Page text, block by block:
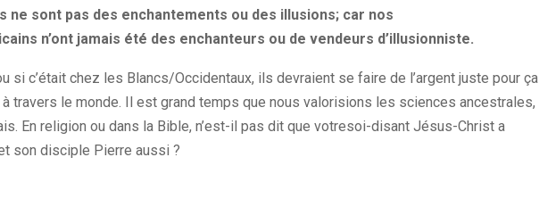
ne sont pas des enchantements ou des illusions; car nos
n’ont jamais été des enchanteurs ou de vendeurs d’illusionniste.
si c’était chez les Blancs/Occidentaux, ils devraient se faire de l’argent juste pour ça
travers le monde. Il est grand temps que nous valorisions les sciences ancestrales,
En religion ou dans la Bible, n’est-il pas dit que votresoi-disant Jésus-Christ a
son disciple Pierre aussi ?